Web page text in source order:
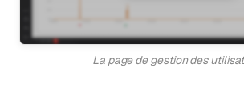
La page de gestion des